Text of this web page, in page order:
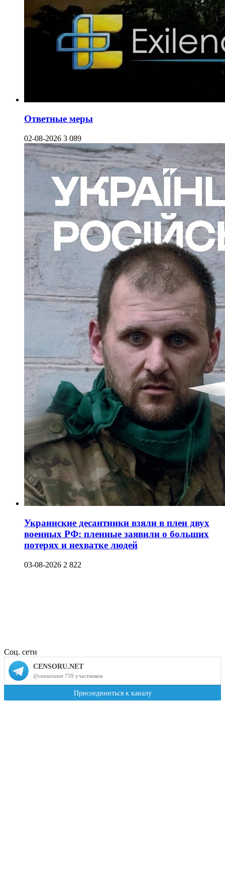
Ответные меры
02-08-2026 3 089
Украинские десантники взяли в плен двух
военных РФ: пленные заявили о больших
потерях и нехватке людей
03-08-2026 2 822
Соц. сети